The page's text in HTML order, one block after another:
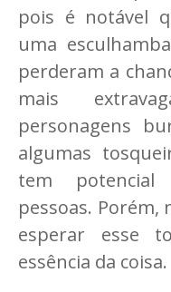
pois é notável
uma
perderam a
mais
personagens
algumas
tem
pessoas. Porém,
esperar esse
essência da coisa.